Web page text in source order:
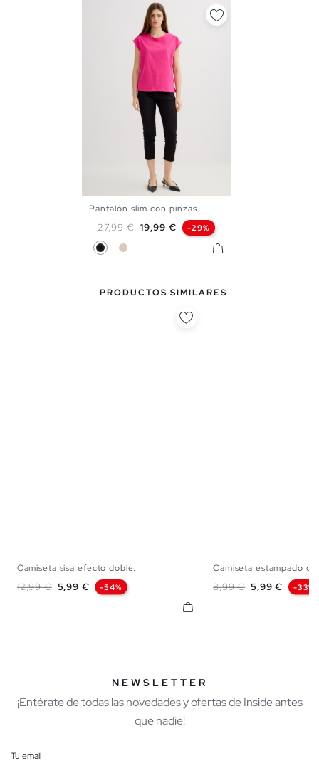
Pantalón slim con pinzas
Precio base
27,99 € Precio
19,99 € -29%
NegroBlanco Roto
PRODUCTOS SIMILARES
Camiseta sisa efecto doble...
Precio base
12,99 € Precio
5,99 € -54%
S
Camiseta estampado
Precio base
8,99 € Precio
5,99 € -33%
NEWSLETTER
¡Entérate de todas las novedades y ofertas de Inside antes
que nadie!
Tu email